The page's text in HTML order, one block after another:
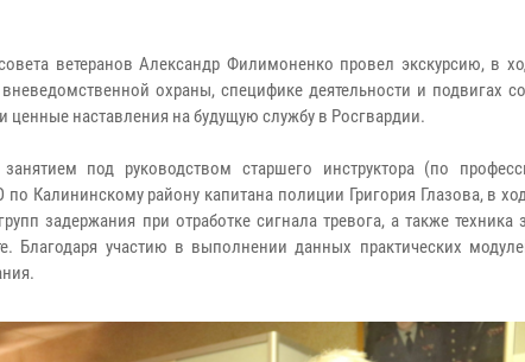
ветеранов Александр Филимоненко провел экскурсию, в
охраны, специфике деятельности и подвигах
ценные наставления на будущую службу в Росгвардии.
под руководством старшего инструктора (по
Калининскому району капитана полиции Григория Глазова, в
задержания при отработке сигнала тревога, а также техника
Благодаря участию в выполнении данных практических